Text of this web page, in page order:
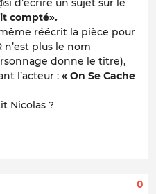
d’écrire un sujet sur le
compté».
réécrit la pièce pour
n’est plus le nom
donne le titre),
l’acteur : « On Se Cache
Nicolas ?
0